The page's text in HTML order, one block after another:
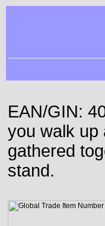
EAN/GIN:
you walk up
gathered
stand.